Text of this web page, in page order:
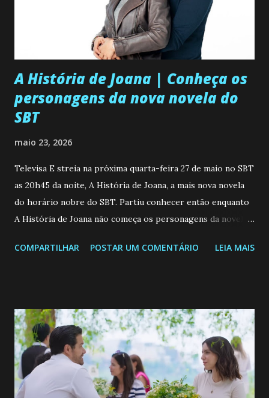
A História de Joana | Conheça os
personagens da nova novela do
SBT
maio 23, 2026
Televisa E streia na próxima quarta-feira 27 de maio no SBT
as 20h45 da noite, A História de Joana, a mais nova novela
do horário nobre do SBT. Partiu conhecer então enquanto
A História de Joana não começa os personagens da novela?
de 25/05/26 a 31/05/26 JOANA GUADALUPE (Camila
permanecer virgem até encontrar o homem que realmente
ama, o que não é fácil, já que dedica todas as suas energias a
se aprimorar, trabalhando, estudando e se orgulhando de
ser a primeira mulher da família a ingressar na
universidade. Ela tem uma personalidade muito alegre, é
COMPARTILHAR POSTAR UM COMENTÁRIO LEIA MAIS